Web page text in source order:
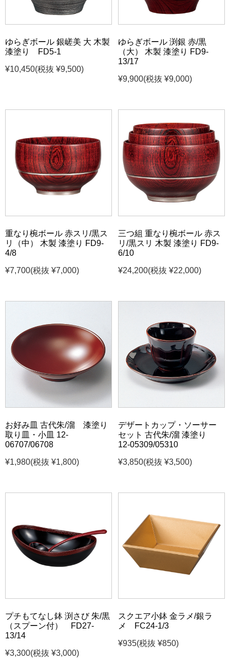
ゆらぎボール 銀嵯美 大 木製
漆塗り FD5-1
¥10,450(税抜 ¥9,500)
ゆらぎボール 渕銀 赤/黒
（大） 木製 漆塗り FD9-
13/17
¥9,900(税抜 ¥9,000)
重なり椀ボール 赤スリ/黒ス
リ（中） 木製 漆塗り FD9-
4/8
¥7,700(税抜 ¥7,000)
三つ組 重なり椀ボール 赤ス
リ/黒スリ 木製 漆塗り FD9-
6/10
¥24,200(税抜 ¥22,000)
お好み皿 古代朱/溜 漆塗り
取り皿・小皿 12-
06707/06708
¥1,980(税抜 ¥1,800)
デザートカップ・ソーサー
セット 古代朱/溜 漆塗り
12-05309/05310
¥3,850(税抜 ¥3,500)
プチもてなし鉢 渕さび 朱/黒
（スプーン付） FD27-
13/14
¥3,300(税抜 ¥3,000)
スクエア小鉢 金ラメ/銀ラ
メ FC24-1/3
¥935(税抜 ¥850)